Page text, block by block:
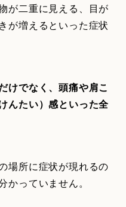
が二重に見える、目が
が増えるといった症状
けでなく、頭痛や肩こ
んたい）感といった全
場所に症状が現れるの
かっていません。